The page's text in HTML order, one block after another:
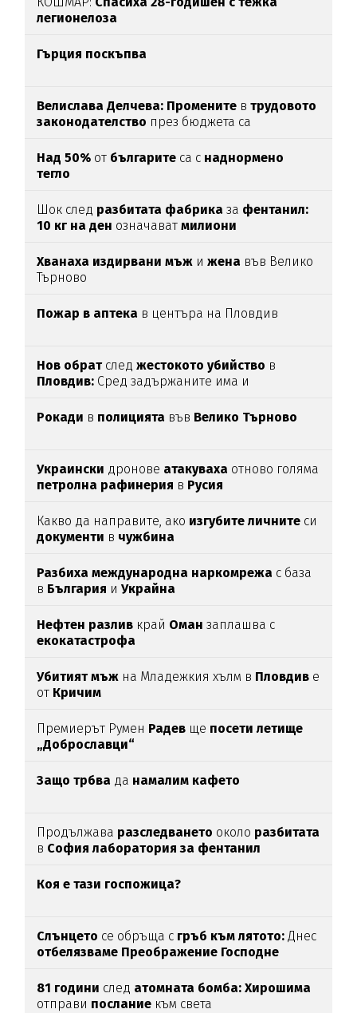
легионелоза
Гърция поскъпва
Велислава Делчева: Промените втрудовото
законодателство през бюджета са
Над 50% от българите са с наднормено
тегло
Шок след разбитата фабрика за фентанил:
10 кг на ден означават милиони
Хванаха издирвани мъж ижена във Велико
Търново
Пожар в аптека в центъра на Пловдив
Нов обрат следжестокото убийство в
Пловдив: Сред задържаните има и
Рокади в полицията във Велико Търново
Украински дронове атакуваха отново голяма
петролна рафинерия в Русия
Какво да направите, ако изгубите личните си
документи в чужбина
Разбиха международна наркомрежа с база
в България иУкрайна
Нефтен разлив край Оманзаплашва с
екокатастрофа
Убитият мъж на Младежкия хълм в Пловдив е
от Кричим
Премиерът Румен Радев ще посети летище
„Доброславци“
Защо трбва да намалим кафето
Продължава разследването около разбитата
в София лаборатория за фентанил
Коя е тази госпожица?
Слънцето се обръща с гръб към лятото:Днес
отбелязваме Преображение Господне
81 години след атомната бомба: Хирошима
отправи послание към света